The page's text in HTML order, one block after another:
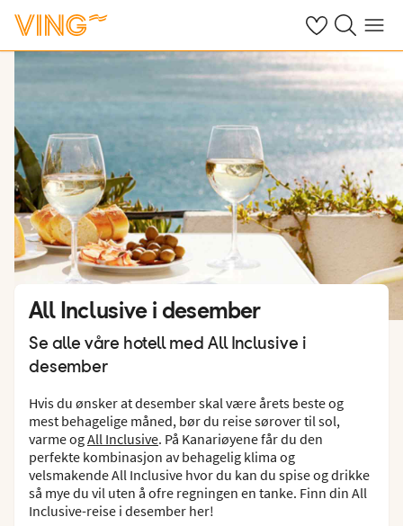
Se dine sparte
Søk påMeny
All Inclusive i desember
Se alle våre hotell med All Inclusive i
desember
Hvis du ønsker at desember skal være årets beste og
mest behagelige måned, bør du reise sørover til sol,
varme ogAll Inclusive. På Kanariøyene får du den
perfekte kombinasjon av behagelig klima og
velsmakende All Inclusive hvor du kan du spise og drikke
så mye du vil uten å ofre regningen en tanke. Finn din All
Inclusive-reise i desember her!